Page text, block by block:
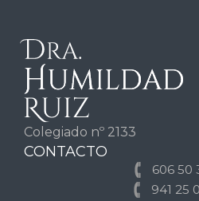
Colegiado nº 2133
CONTACTO
606 50
941 25